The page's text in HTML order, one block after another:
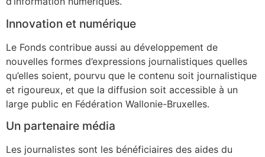
Innovation et numérique
Le Fonds contribue aussi au développement de
nouvelles formes d’expressions journalistiques quelles
qu’elles soient, pourvu que le contenu soit journalistique
et rigoureux, et que la diffusion soit accessible à un
large public en Fédération Wallonie-Bruxelles.
Un partenaire média
Les journalistes sont les bénéficiaires des aides du